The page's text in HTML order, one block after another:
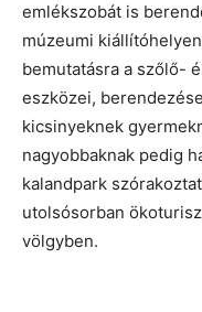
emlékszobát is
múzeumi
bemutatásra a szőlő-
eszközei,
kicsinyeknek
nagyobbaknak pedig
kalandpark
utolsósorban
völgyben.